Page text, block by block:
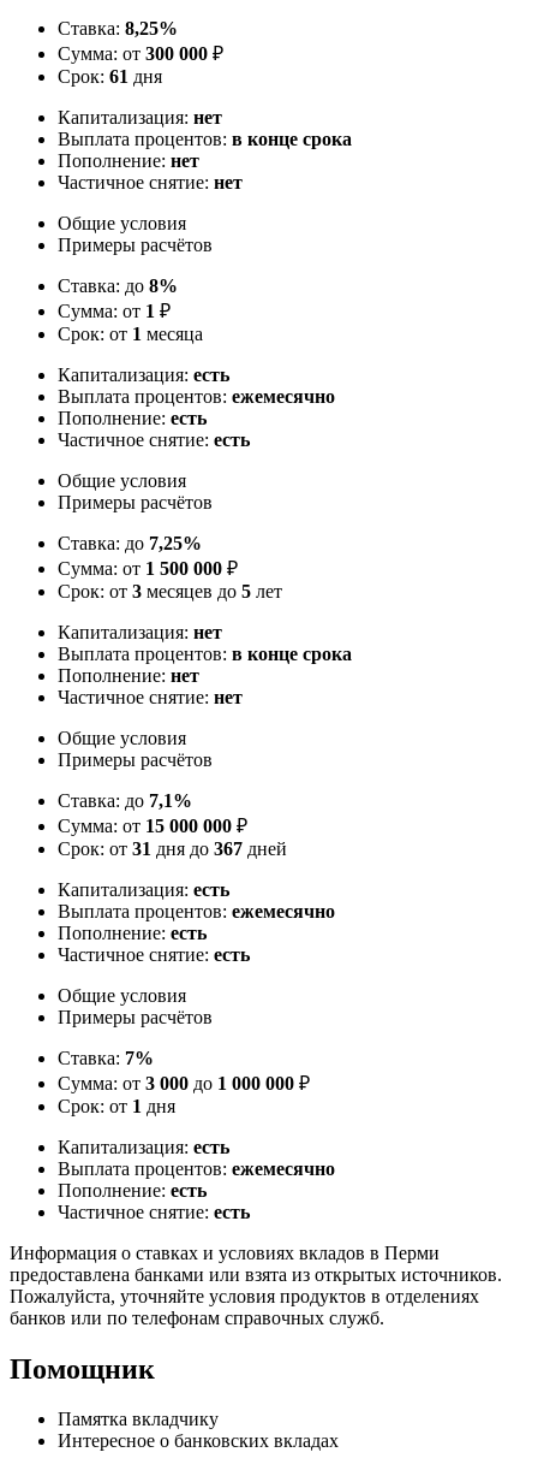
Ставка: 8,25%
Сумма: от 300 000 ₽
Срок: 61 дня
Капитализация: нет
Выплата процентов: в конце срока
Пополнение: нет
Частичное снятие: нет
Общие условия
Примеры расчётов
Ставка: до 8%
Сумма: от 1 ₽
Срок: от 1 месяца
Капитализация: есть
Выплата процентов: ежемесячно
Пополнение: есть
Частичное снятие: есть
Общие условия
Примеры расчётов
Ставка: до 7,25%
Сумма: от 1 500 000 ₽
Срок: от 3 месяцев до 5 лет
Капитализация: нет
Выплата процентов: в конце срока
Пополнение: нет
Частичное снятие: нет
Общие условия
Примеры расчётов
Ставка: до 7,1%
Сумма: от 15 000 000 ₽
Срок: от 31 дня до 367 дней
Капитализация: есть
Выплата процентов: ежемесячно
Пополнение: есть
Частичное снятие: есть
Общие условия
Примеры расчётов
Ставка: 7%
Сумма: от 3 000 до 1 000 000 ₽
Срок: от 1 дня
Капитализация: есть
Выплата процентов: ежемесячно
Пополнение: есть
Частичное снятие: есть
Информация о ставках и условиях вкладов в Перми
предоставлена банками или взята из открытых источников.
Пожалуйста, уточняйте условия продуктов в отделениях
банков или по телефонам справочных служб.
Помощник
Памятка вкладчику
Интересное о банковских вкладах